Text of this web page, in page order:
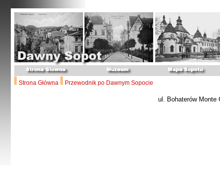
Strona Główna Przewodnik po Dawnym Sopocie
ul. Bohaterów Monte